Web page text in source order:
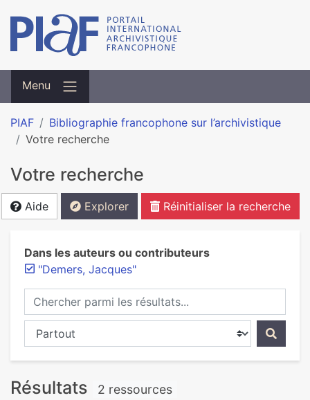
Menu
PIAF
Bibliographie francophone sur l’archivistique
Votre recherche
Votre recherche
Aide Explorer Réinitialiser la recherche
Dans les auteurs ou contributeurs
"Demers, Jacques"
Chercher parmi les résultats...
Chercher dans...
Résultats 2 ressources